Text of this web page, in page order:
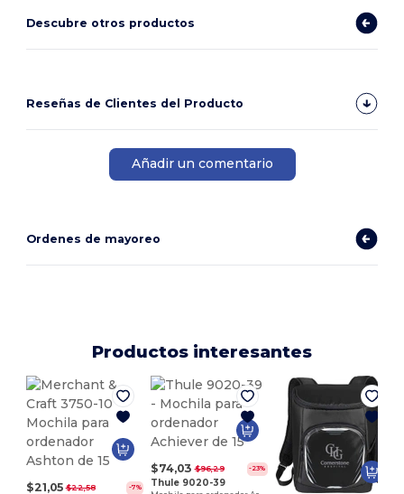
Descubre otros productos
Reseñas de Clientes del Producto
Añadir un comentario
Ordenes de mayoreo
Productos interesantes
$21,05 $22,58 -7%
$74,03 $96,29 -23%
Thule 9020-39